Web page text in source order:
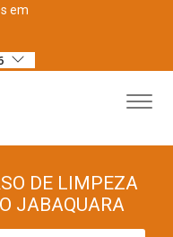
em
DE LIMPEZA
JABAQUARA